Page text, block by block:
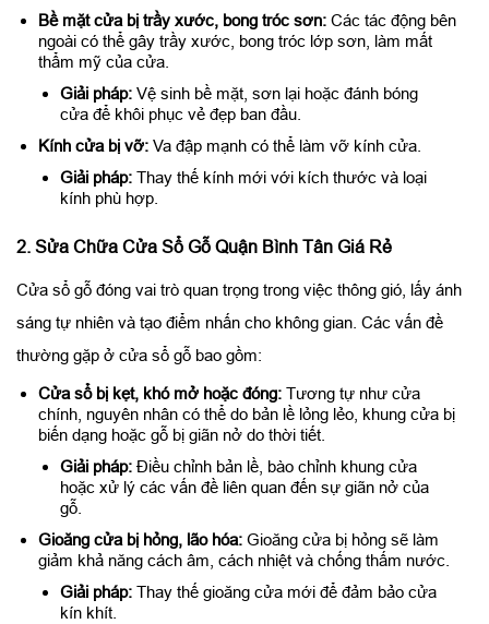
Bề mặt cửa bị trầy xước, bong tróc sơn: Các tác động bên
ngoài có thể gây trầy xước, bong tróc lớp sơn, làm mất
thẩm mỹ của cửa.
Giải pháp: Vệ sinh bề mặt, sơn lại hoặc đánh bóng
cửa để khôi phục vẻ đẹp ban đầu.
Kính cửa bị vỡ: Va đập mạnh có thể làm vỡ kính cửa.
Giải pháp: Thay thế kính mới với kích thước và loại
kính phù hợp.
2. Sửa Chữa Cửa Sổ Gỗ Quận Bình Tân Giá Rẻ
Cửa sổ gỗ đóng vai trò quan trọng trong việc thông gió, lấy ánh
sáng tự nhiên và tạo điểm nhấn cho không gian. Các vấn đề
thường gặp ở cửa sổ gỗ bao gồm:
Cửa sổ bị kẹt, khó mở hoặc đóng: Tương tự như cửa
chính, nguyên nhân có thể do bản lề lỏng lẻo, khung cửa bị
biến dạng hoặc gỗ bị giãn nở do thời tiết.
Giải pháp: Điều chỉnh bản lề, bào chỉnh khung cửa
hoặc xử lý các vấn đề liên quan đến sự giãn nở của
gỗ.
Gioăng cửa bị hỏng, lão hóa: Gioăng cửa bị hỏng sẽ làm
giảm khả năng cách âm, cách nhiệt và chống thấm nước.
Giải pháp: Thay thế gioăng cửa mới để đảm bảo cửa
kín khít.